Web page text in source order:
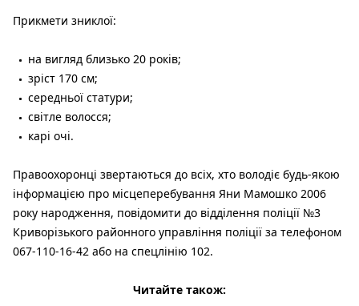
Прикмети зниклої:
на вигляд близько 20 років;
зріст 170 см;
середньої статури;
світле волосся;
карі очі.
Правоохоронці звертаються до всіх, хто володіє будь-якою
інформацією про місцеперебування Яни Мамошко 2006
року народження, повідомити до відділення поліції №3
Криворізького районного управління поліції за телефоном
067-110-16-42 або на спецлінію 102.
Читайте також: